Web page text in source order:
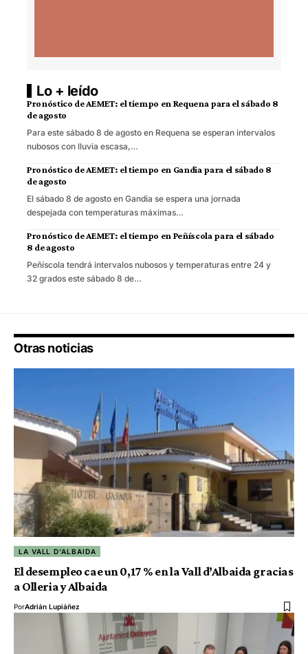
Lo + leído
Pronóstico de AEMET: el tiempo en Requena para el sábado 8
de agosto
Para este sábado 8 de agosto en Requena se esperan intervalos
nubosos con lluvia escasa,…
Pronóstico de AEMET: el tiempo en Gandia para el sábado 8
de agosto
El sábado 8 de agosto en Gandia se espera una jornada
despejada con temperaturas máximas…
Pronóstico de AEMET: el tiempo en Peñíscola para el sábado
8 de agosto
Peñíscola tendrá intervalos nubosos y temperaturas entre 24 y
32 grados este sábado 8 de…
Otras noticias
LA VALL D'ALBAIDA
El desempleo cae un 0,17 % en la Vall d’Albaida gracias
a Olleria y Albaida
PorAdrián Lupiáñez